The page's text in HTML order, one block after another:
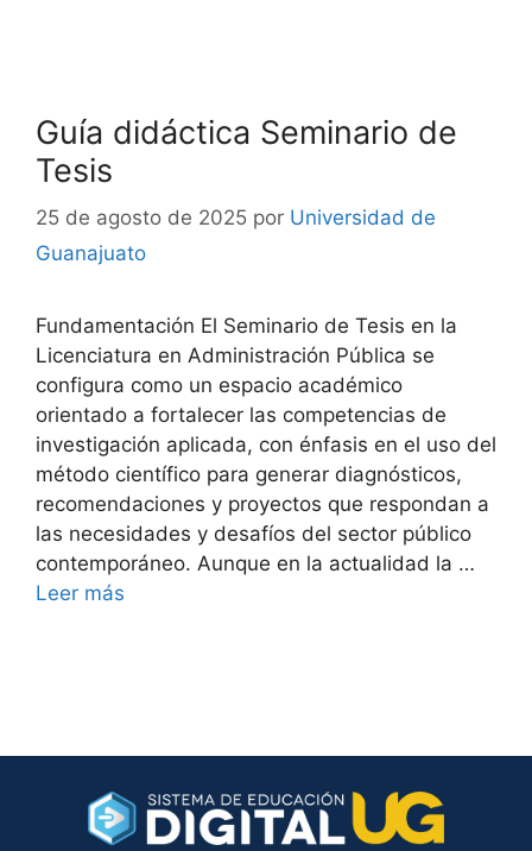
Guía didáctica Seminario de
Tesis
25 de agosto de 2025 por Universidad de
Guanajuato
Fundamentación El Seminario de Tesis en la
Licenciatura en Administración Pública se
configura como un espacio académico
orientado a fortalecer las competencias de
investigación aplicada, con énfasis en el uso del
método científico para generar diagnósticos,
recomendaciones y proyectos que respondan a
las necesidades y desafíos del sector público
contemporáneo. Aunque en la actualidad la …
Leer más